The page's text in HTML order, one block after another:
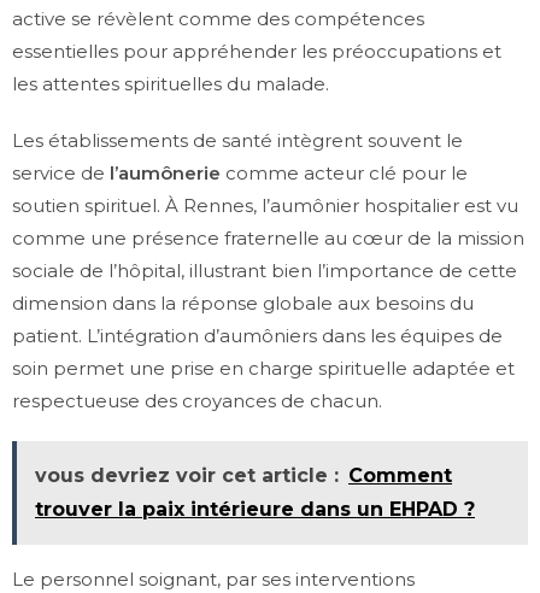
active se révèlent comme des compétences
essentielles pour appréhender les préoccupations et
les attentes spirituelles du malade.
Les établissements de santé intègrent souvent le
service de l’aumônerie comme acteur clé pour le
soutien spirituel. À Rennes, l’aumônier hospitalier est vu
comme une présence fraternelle au cœur de la mission
sociale de l’hôpital, illustrant bien l’importance de cette
dimension dans la réponse globale aux besoins du
patient. L’intégration d’aumôniers dans les équipes de
soin permet une prise en charge spirituelle adaptée et
respectueuse des croyances de chacun.
vous devriez voir cet article : Comment
trouver la paix intérieure dans un EHPAD ?
Le personnel soignant, par ses interventions